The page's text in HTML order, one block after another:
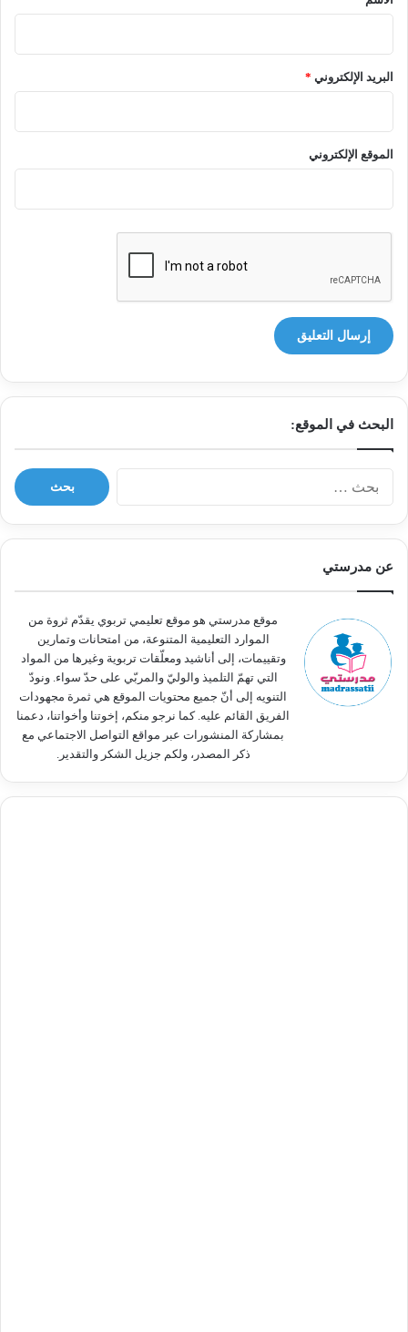
البريد الإلكتروني *
الموقع الإلكتروني
البحث في الموقع:
ن
عن مدرستي
موقع مدرستي هو موقع تعليمي تربوي يقدّم ثروة من
الموارد التعليمية المتنوعة، من امتحانات وتمارين
وتقييمات، إلى أناشيد ومعلّقات تربوية وغيرها من المواد
التي تهمّ التلميذ والوليّ والمربّي على حدّ سواء. ونودّ
التنويه إلى أنّ جميع محتويات الموقع هي ثمرة مجهودات
الفريق القائم عليه. كما نرجو منكم، إخوتنا وأخواتنا، دعمنا
بمشاركة المنشورات عبر مواقع التواصل الاجتماعي مع
ذكر المصدر، ولكم جزيل الشكر والتقدير.